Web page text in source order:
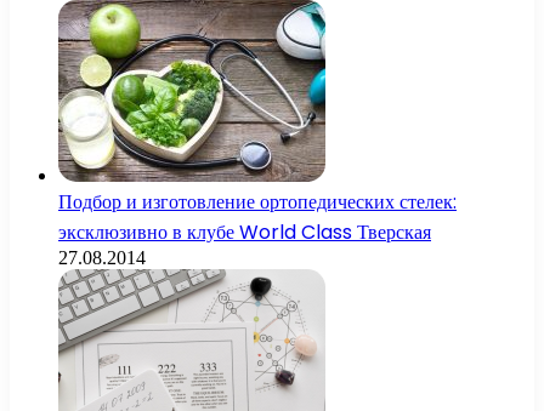
Подбор и изготовление ортопедических стелек:
эксклюзивно в клубе World Class Тверская
27.08.2014